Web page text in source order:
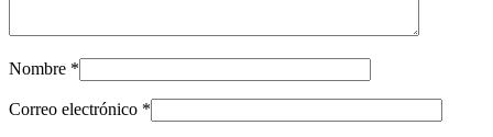
Nombre *
Correo electrónico *